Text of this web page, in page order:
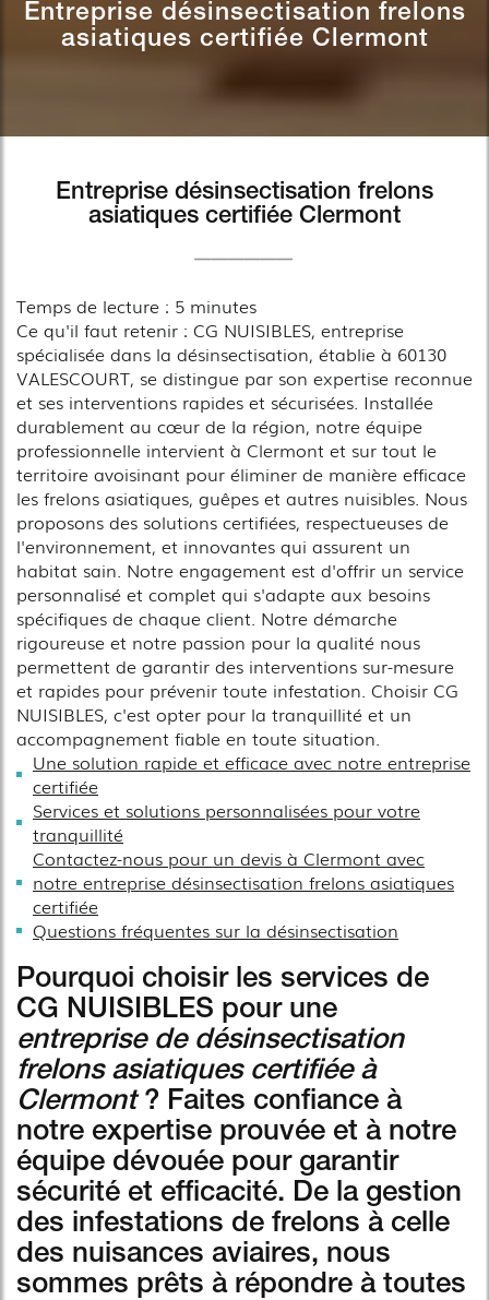
Entreprise désinsectisation frelons
asiatiques certifiée Clermont
Entreprise désinsectisation frelons
asiatiques certifiée Clermont
Temps de lecture : 5 minutes
Ce qu'il faut retenir : CG NUISIBLES, entreprise
spécialisée dans la désinsectisation, établie à 60130
VALESCOURT, se distingue par son expertise reconnue
et ses interventions rapides et sécurisées. Installée
durablement au cœur de la région, notre équipe
professionnelle intervient à Clermont et sur tout le
territoire avoisinant pour éliminer de manière efficace
les frelons asiatiques, guêpes et autres nuisibles. Nous
proposons des solutions certifiées, respectueuses de
l'environnement, et innovantes qui assurent un
habitat sain. Notre engagement est d'offrir un service
personnalisé et complet qui s'adapte aux besoins
spécifiques de chaque client. Notre démarche
rigoureuse et notre passion pour la qualité nous
permettent de garantir des interventions sur-mesure
et rapides pour prévenir toute infestation. Choisir CG
NUISIBLES, c'est opter pour la tranquillité et un
accompagnement fiable en toute situation.
Une solution rapide et efficace avec notre entreprise
certifiée
Services et solutions personnalisées pour votre
tranquillité
Contactez-nous pour un devis à Clermont avec
notre entreprise désinsectisation frelons asiatiques
certifiée
Questions fréquentes sur la désinsectisation
Pourquoi choisir les services de
CG NUISIBLES pour une
entreprise de désinsectisation
frelons asiatiques certifiée à
Clermont? Faites confiance à
notre expertise prouvée et à notre
équipe dévouée pour garantir
sécurité et efficacité. De la gestion
des infestations de frelons à celle
des nuisances aviaires, nous
sommes prêts à répondre à toutes